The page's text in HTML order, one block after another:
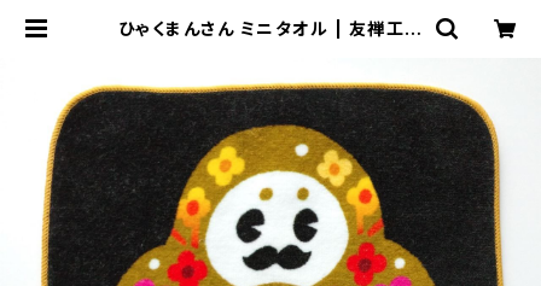
ひゃくまんさん ミニタオル | 友禅工芸